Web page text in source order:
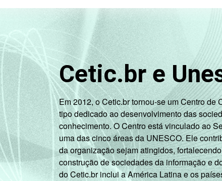
Cetic.br e
Em 2012, o Cetic.br tornou-se um Centro
tipo dedicado ao desenvolvimento das
conhecimento. O Centro está vinculado ao
uma das cinco áreas da UNESCO. Ele
da organização sejam atingidos,
construção de sociedades da informação e
do Cetic.br inclui a América Latina e os